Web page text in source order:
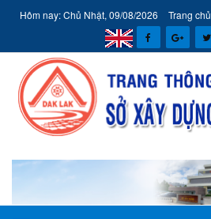
Hôm nay: Chủ Nhật, 09/08/2026 Trang chủ